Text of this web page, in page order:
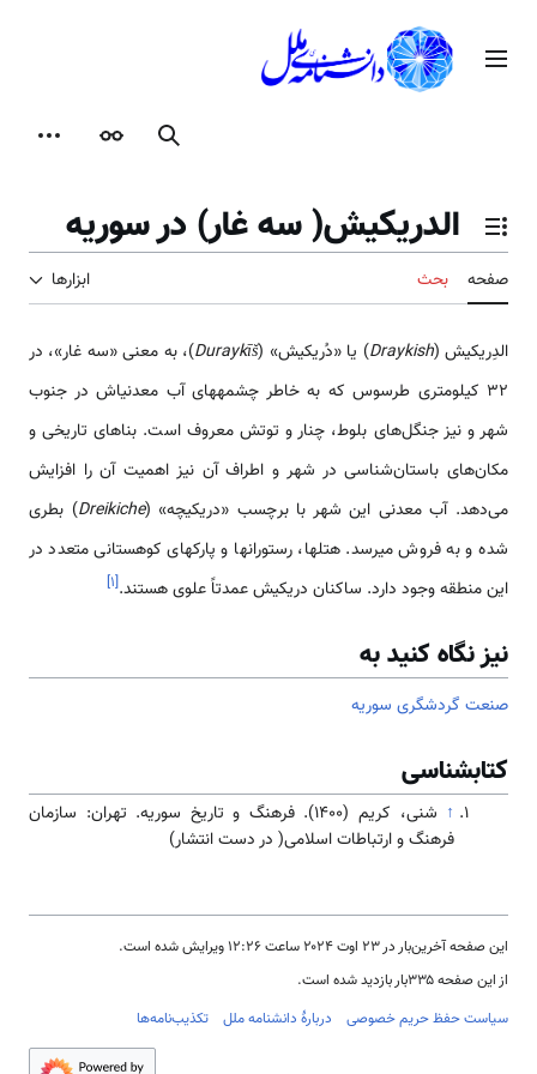
محتوامنوی اصلی
جستجوظاهر
تغییر وضعیت فهرست محتویات
الدريكيش( سه غار) در سوریه
صفحه بحث ابزارها
الدِريكيش (Draykish) یا «دُریکیش» (Duraykīš)، به معنی «سه غار»، در
32 کیلومتری طرسوس که به خاطر چشمه­های آب معدنی­اش در جنوب
شهر و نیز جنگل‌های بلوط، چنار و توتش معروف است. بناهای تاریخی و
مکان‌های باستان‌شناسی در شهر و اطراف آن نیز اهمیت آن را افزایش
می‌دهد. آب معدنی این شهر با برچسب «دریکیچه» (Dreikiche) بطری
شده و به فروش می­رسد. هتل­ها، رستوران­ها و پارک­های کوهستانی متعدد در
این منطقه وجود دارد. ساکنان دریکیش عمدتاً علوی هستند.[۱]
نیز نگاه کنید به
صنعت گردشگری سوریه
کتابشناسی
↑
شنی، کریم (۱۴۰۰). فرهنگ و تاریخ سوریه. تهران: سازمان
فرهنگ و ارتباطات اسلامی( در دست انتشار)
این صفحه آخرین‌بار در ‏۲۳ اوت ۲۰۲۴ ساعت ‏۱۲:۲۶ ویرایش شده است.
از این صفحه ۳۳۵بار بازدید شده است.
سیاست حفظ حریم خصوصی
دربارهٔ دانشنامه ملل تکذیب‌نامه‌ها